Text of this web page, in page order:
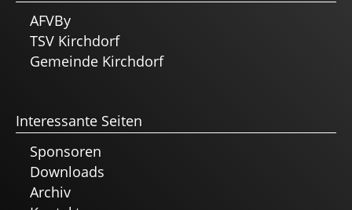
AFVBy
TSV Kirchdorf
Gemeinde Kirchdorf
Interessante Seiten
Sponsoren
Downloads
Archiv